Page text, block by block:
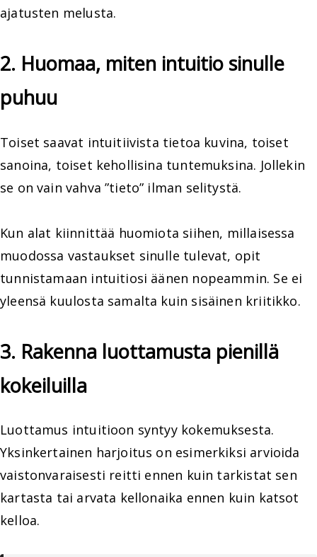
ajatusten melusta.
2. Huomaa, miten intuitio sinulle
puhuu
Toiset saavat intuitiivista tietoa kuvina, toiset
sanoina, toiset kehollisina tuntemuksina. Jollekin
se on vain vahva ”tieto” ilman selitystä.
Kun alat kiinnittää huomiota siihen, millaisessa
muodossa vastaukset sinulle tulevat, opit
tunnistamaan intuitiosi äänen nopeammin. Se ei
yleensä kuulosta samalta kuin sisäinen kriitikko.
3. Rakenna luottamusta pienillä
kokeiluilla
Luottamus intuitioon syntyy kokemuksesta.
Yksinkertainen harjoitus on esimerkiksi arvioida
vaistonvaraisesti reitti ennen kuin tarkistat sen
kartasta tai arvata kellonaika ennen kuin katsot
kelloa.